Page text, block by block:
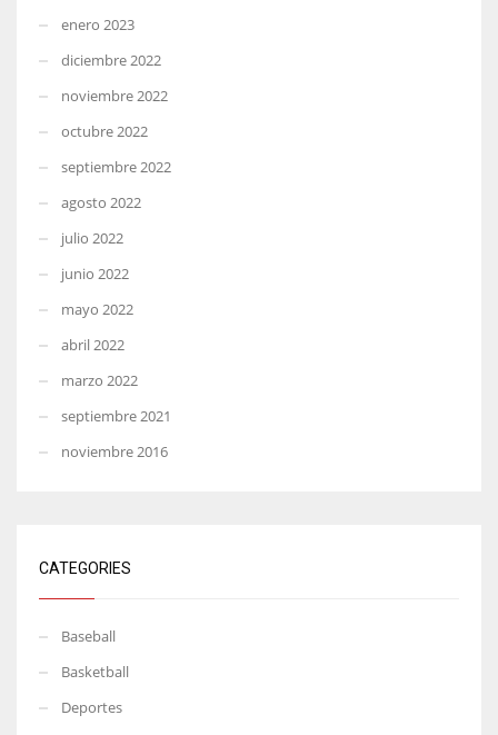
enero 2023
diciembre 2022
noviembre 2022
octubre 2022
septiembre 2022
agosto 2022
julio 2022
junio 2022
mayo 2022
abril 2022
marzo 2022
septiembre 2021
noviembre 2016
CATEGORIES
Baseball
Basketball
Deportes